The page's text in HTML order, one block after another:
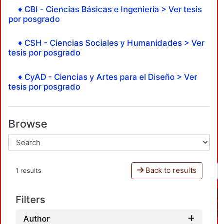
♦ CBI - Ciencias Básicas e Ingeniería > Ver tesis
por posgrado
♦ CSH - Ciencias Sociales y Humanidades > Ver
tesis por posgrado
♦ CyAD - Ciencias y Artes para el Diseño > Ver
tesis por posgrado
Browse
1 results Back to results
Filters
Author